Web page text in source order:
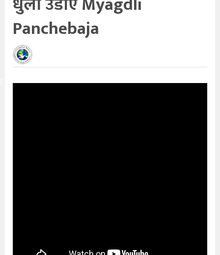
Panchebaja